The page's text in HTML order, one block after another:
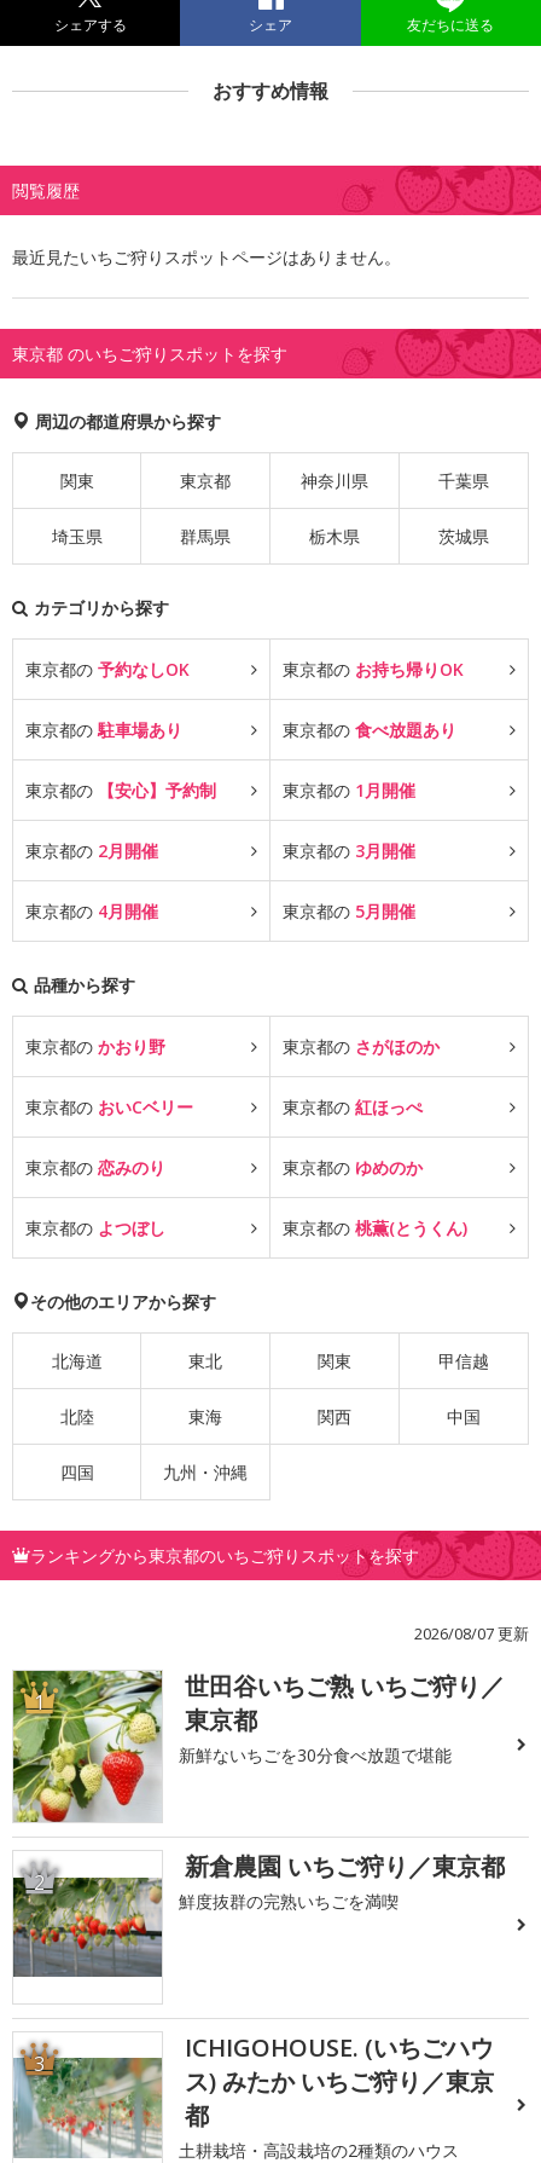
シェアする シェア 友だちに送る
おすすめ情報
閲覧履歴
最近見たいちご狩りスポットページはありません。
東京都 のいちご狩りスポットを探す
周辺の都道府県から探す
関東 東京都 神奈川県 千葉県
埼玉県 群馬県 栃木県 茨城県
カテゴリから探す
東京都の 予約なしOK 東京都の お持ち帰りOK
東京都の駐車場あり 東京都の 食べ放題あり
東京都の 【安心】予約制 東京都の 1月開催
東京都の 2月開催 東京都の 3月開催
東京都の 4月開催 東京都の 5月開催
品種から探す
東京都の かおり野 東京都の さがほのか
東京都の おいCベリー 東京都の 紅ほっぺ
東京都の 恋みのり 東京都の ゆめのか
東京都の よつぼし 東京都の 桃薫(とうくん)
その他のエリアから探す
北海道 東北 関東 甲信越
北陸 東海 関西 中国
四国 九州・沖縄
ランキングから東京都のいちご狩りスポットを探す
2026/08/07 更新
1
世田谷いちご熟 いちご狩り／
東京都
新鮮ないちごを30分食べ放題で堪能
2 新倉農園 いちご狩り／東京都
鮮度抜群の完熟いちごを満喫
3
ICHIGOHOUSE. (いちごハウ
ス) みたか いちご狩り／東京
都
土耕栽培・高設栽培の2種類のハウス